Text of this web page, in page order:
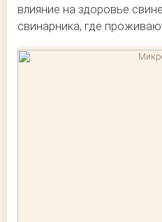
влияние на здоровье
свинарника, где